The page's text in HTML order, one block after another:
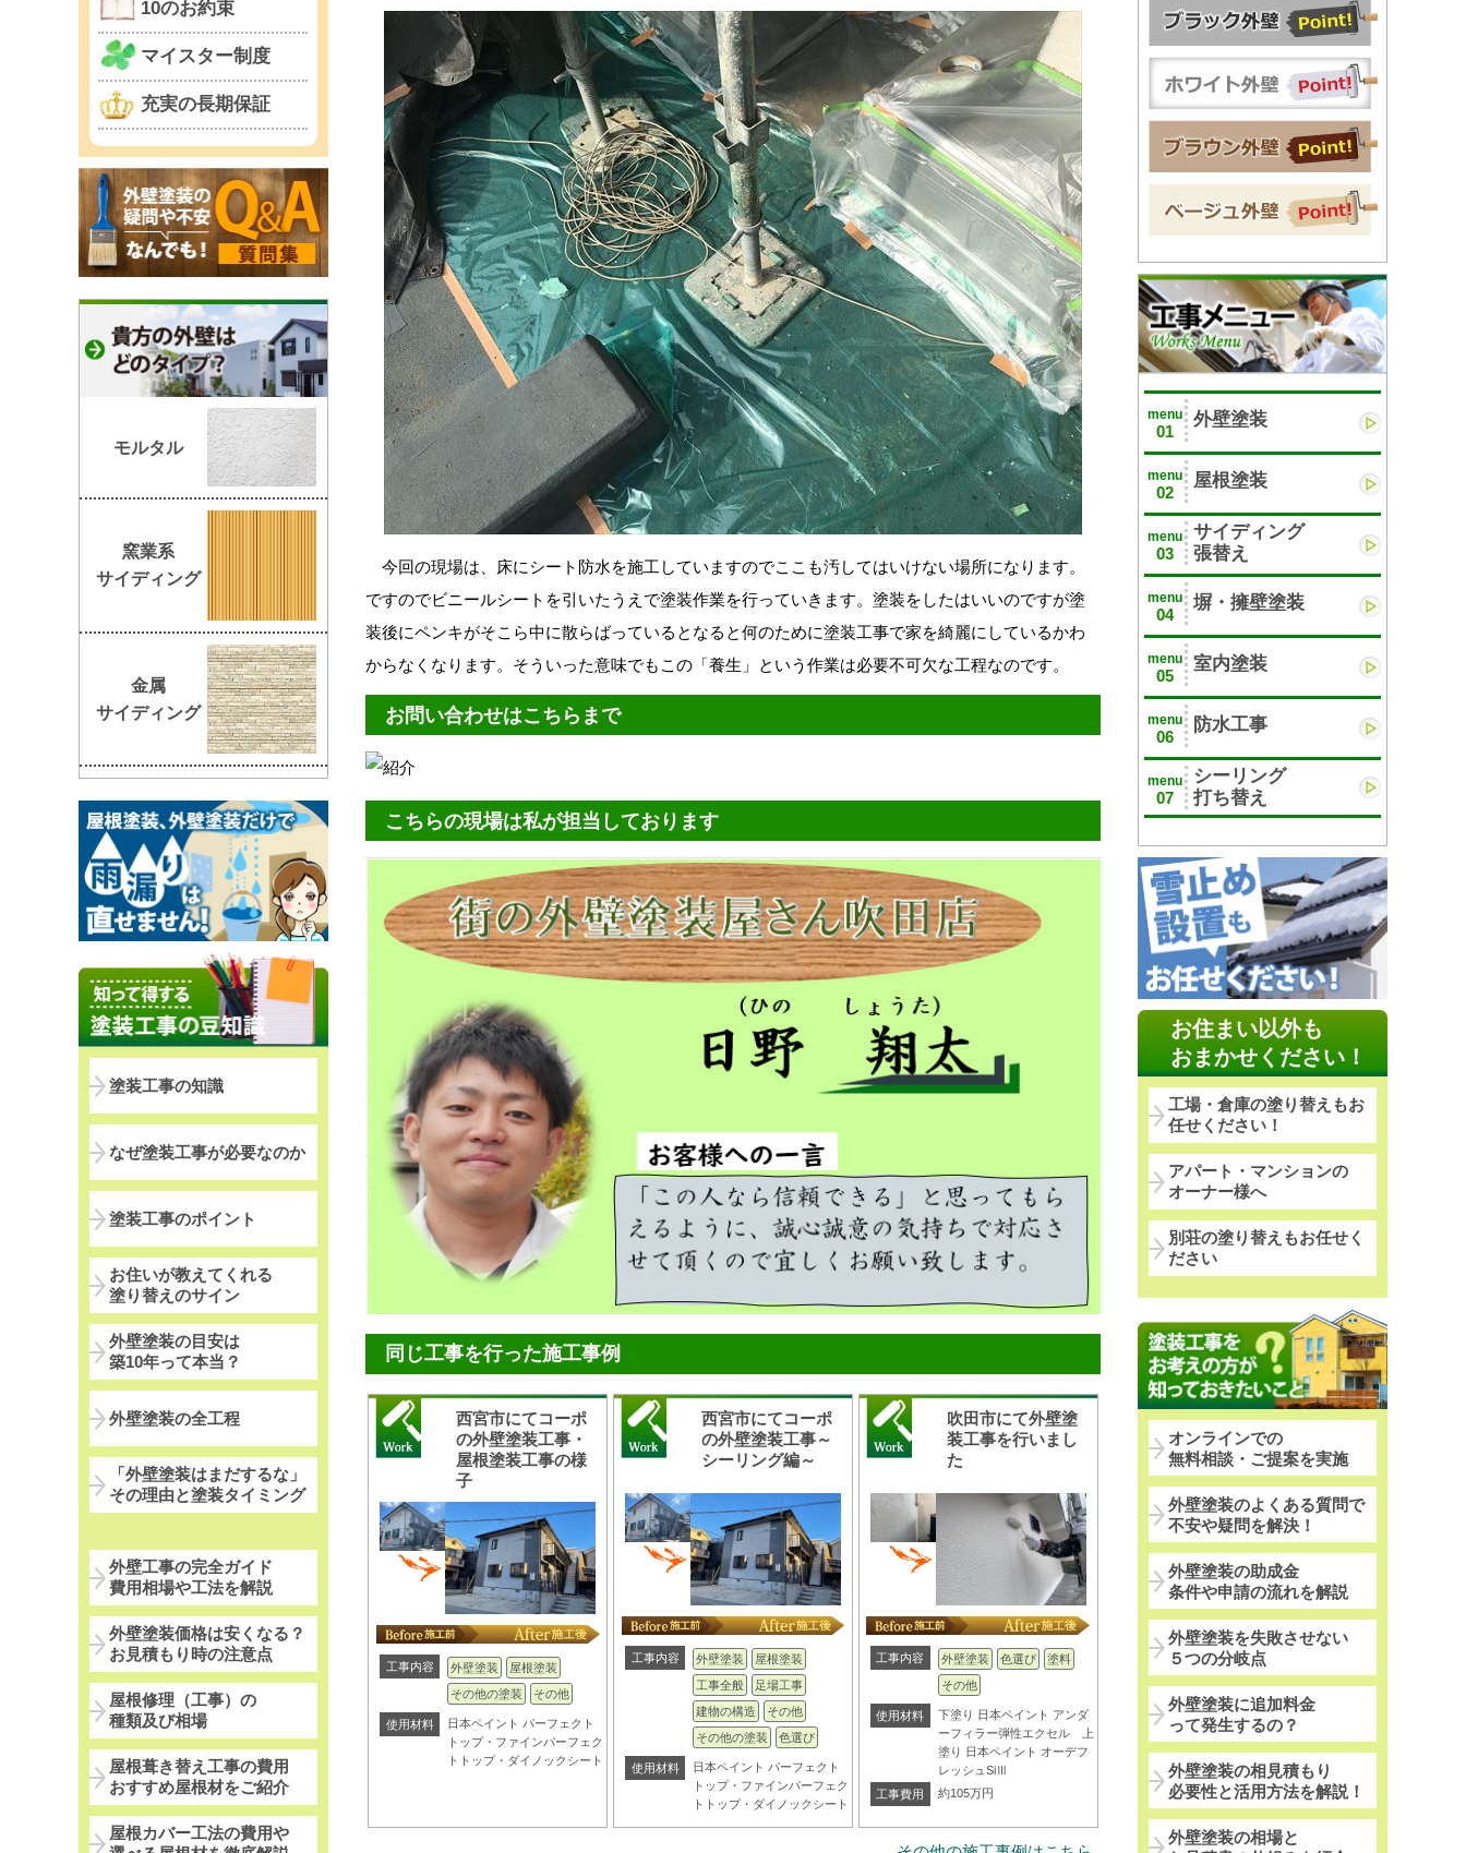
今回の現場は、床にシート防水を施工していますのでここも汚してはいけない場所になります。
ですのでビニールシートを引いたうえで塗装作業を行っていきます。塗装をしたはいいのですが塗
装後にペンキがそこら中に散らばっているとなると何のために塗装工事で家を綺麗にしているかわ
からなくなります。そういった意味でもこの「養生」という作業は必要不可欠な工程なのです。
お問い合わせはこちらまで
こちらの現場は私が担当しております
同じ工事を行った施工事例
西宮市にてコーポ
の外壁塗装工事・
屋根塗装工事の様
子
工事内容 外壁塗装
屋根塗装
その他の塗装
その他
使用材料
日本ペイント パーフェクト
トップ・ファインパーフェク
トトップ・ダイノックシート
西宮市にてコーポ
の外壁塗装工事～
シーリング編～
工事内容 外壁塗装
屋根塗装
工事全般
足場工事
建物の構造
その他
その他の塗装
色選び
使用材料
日本ペイント パーフェクト
トップ・ファインパーフェク
トトップ・ダイノックシート
吹田市にて外壁塗
装工事を行いまし
た
工事内容 外壁塗装 色選び
塗料
その他
使用材料
下塗り 日本ペイント アンダ
ーフィラー弾性エクセル 上
塗り 日本ペイント オーデフ
レッシュSiⅢ
工事費用
約105万円
menu
01
外壁塗装
menu
02
屋根塗装
menu
03
サイディング
張替え
menu
04
塀・擁壁塗装
menu
05
室内塗装
menu
06
防水工事
menu
07
シーリング
打ち替え
お住まい以外も
おまかせください！
工場・倉庫の塗り替えもお
任せください！
アパート・マンションの
オーナー様へ
別荘の塗り替えもお任せく
ださい
オンラインでの
無料相談・ご提案を実施
外壁塗装のよくある質問で
不安や疑問を解決！
外壁塗装の助成金
条件や申請の流れを解説
外壁塗装を失敗させない
５つの分岐点
外壁塗装に追加料金
って発生するの？
外壁塗装の相見積もり
必要性と活用方法を解説！
外壁塗装の相場と
10のお約束
マイスター制度
充実の長期保証
モルタル
窯業系
サイディング
金属
サイディング
塗装工事の知識
なぜ塗装工事が必要なのか
塗装工事のポイント
お住いが教えてくれる
塗り替えのサイン
外壁塗装の目安は
築10年って本当？
外壁塗装の全工程
「外壁塗装はまだするな」
その理由と塗装タイミング
外壁工事の完全ガイド
費用相場や工法を解説
外壁塗装価格は安くなる？
お見積もり時の注意点
屋根修理（工事）の
種類及び相場
屋根葺き替え工事の費用
おすすめ屋根材をご紹介
屋根カバー工法の費用や